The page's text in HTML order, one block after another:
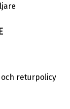
returpolicy